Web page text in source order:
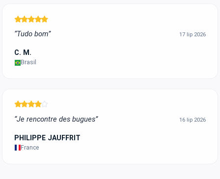
“Tudo bom” 17 lip 2026
C. M.
Brasil
“Je rencontre des bugues” 16 lip 2026
PHILIPPE JAUFFRIT
France